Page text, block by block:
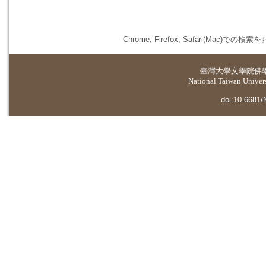
Chrome, Firefox, Safari(Mac)での検索を
臺灣大學文學院佛
National Taiwan
doi:10.6681/